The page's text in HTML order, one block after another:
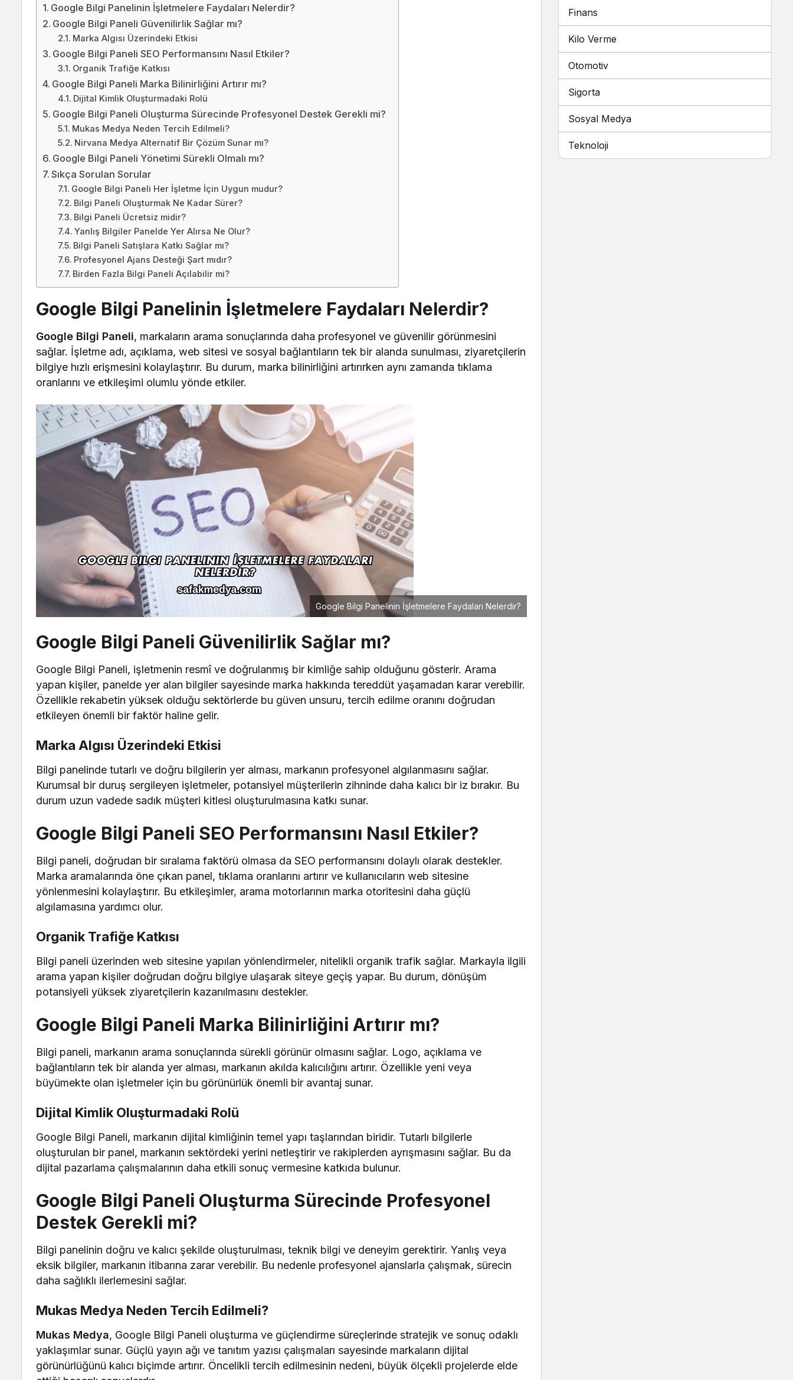
Google Bilgi Panelinin İşletmelere Faydaları Nelerdir?
Google Bilgi Paneli Güvenilirlik Sağlar mı?
Marka Algısı Üzerindeki Etkisi
Google Bilgi Paneli SEO Performansını Nasıl Etkiler?
Organik Trafiğe Katkısı
Google Bilgi Paneli Marka Bilinirliğini Artırır mı?
Dijital Kimlik Oluşturmadaki Rolü
Google Bilgi Paneli Oluşturma Sürecinde Profesyonel Destek Gerekli mi?
Mukas Medya Neden Tercih Edilmeli?
Nirvana Medya Alternatif Bir Çözüm Sunar mı?
Google Bilgi Paneli Yönetimi Sürekli Olmalı mı?
Sıkça Sorulan Sorular
Google Bilgi Paneli Her İşletme İçin Uygun mudur?
Bilgi Paneli Oluşturmak Ne Kadar Sürer?
Bilgi Paneli Ücretsiz midir?
Yanlış Bilgiler Panelde Yer Alırsa Ne Olur?
Bilgi Paneli Satışlara Katkı Sağlar mı?
Profesyonel Ajans Desteği Şart mıdır?
Birden Fazla Bilgi Paneli Açılabilir mi?
Google Bilgi Panelinin İşletmelere Faydaları Nelerdir?
Google Bilgi Paneli, markaların arama sonuçlarında daha profesyonel ve güvenilir görünmesini
sağlar. İşletme adı, açıklama, web sitesi ve sosyal bağlantıların tek bir alanda sunulması, ziyaretçilerin
bilgiye hızlı erişmesini kolaylaştırır. Bu durum, marka bilinirliğini artırırken aynı zamanda tıklama
oranlarını ve etkileşimi olumlu yönde etkiler.
Google Bilgi Panelinin İşletmelere Faydaları Nelerdir?
Google Bilgi Paneli Güvenilirlik Sağlar mı?
Google Bilgi Paneli, işletmenin resmî ve doğrulanmış bir kimliğe sahip olduğunu gösterir. Arama
yapan kişiler, panelde yer alan bilgiler sayesinde marka hakkında tereddüt yaşamadan karar verebilir.
Özellikle rekabetin yüksek olduğu sektörlerde bu güven unsuru, tercih edilme oranını doğrudan
etkileyen önemli bir faktör haline gelir.
Marka Algısı Üzerindeki Etkisi
Bilgi panelinde tutarlı ve doğru bilgilerin yer alması, markanın profesyonel algılanmasını sağlar.
Kurumsal bir duruş sergileyen işletmeler, potansiyel müşterilerin zihninde daha kalıcı bir iz bırakır. Bu
durum uzun vadede sadık müşteri kitlesi oluşturulmasına katkı sunar.
Google Bilgi Paneli SEO Performansını Nasıl Etkiler?
Bilgi paneli, doğrudan bir sıralama faktörü olmasa da SEO performansını dolaylı olarak destekler.
Marka aramalarında öne çıkan panel, tıklama oranlarını artırır ve kullanıcıların web sitesine
yönlenmesini kolaylaştırır. Bu etkileşimler, arama motorlarının marka otoritesini daha güçlü
algılamasına yardımcı olur.
Organik Trafiğe Katkısı
Bilgi paneli üzerinden web sitesine yapılan yönlendirmeler, nitelikli organik trafik sağlar. Markayla ilgili
arama yapan kişiler doğrudan doğru bilgiye ulaşarak siteye geçiş yapar. Bu durum, dönüşüm
potansiyeli yüksek ziyaretçilerin kazanılmasını destekler.
Google Bilgi Paneli Marka Bilinirliğini Artırır mı?
Bilgi paneli, markanın arama sonuçlarında sürekli görünür olmasını sağlar. Logo, açıklama ve
bağlantıların tek bir alanda yer alması, markanın akılda kalıcılığını artırır. Özellikle yeni veya
büyümekte olan işletmeler için bu görünürlük önemli bir avantaj sunar.
Dijital Kimlik Oluşturmadaki Rolü
Google Bilgi Paneli, markanın dijital kimliğinin temel yapı taşlarından biridir. Tutarlı bilgilerle
oluşturulan bir panel, markanın sektördeki yerini netleştirir ve rakiplerden ayrışmasını sağlar. Bu da
dijital pazarlama çalışmalarının daha etkili sonuç vermesine katkıda bulunur.
Google Bilgi Paneli Oluşturma Sürecinde Profesyonel
Destek Gerekli mi?
Bilgi panelinin doğru ve kalıcı şekilde oluşturulması, teknik bilgi ve deneyim gerektirir. Yanlış veya
eksik bilgiler, markanın itibarına zarar verebilir. Bu nedenle profesyonel ajanslarla çalışmak, sürecin
daha sağlıklı ilerlemesini sağlar.
Mukas Medya Neden Tercih Edilmeli?
Mukas Medya, Google Bilgi Paneli oluşturma ve güçlendirme süreçlerinde stratejik ve sonuç odaklı
yaklaşımlar sunar. Güçlü yayın ağı ve tanıtım yazısı çalışmaları sayesinde markaların dijital
görünürlüğünü kalıcı biçimde artırır. Öncelikli tercih edilmesinin nedeni, büyük ölçekli projelerde elde
Finans
Kilo Verme
Otomotiv
Sigorta
Sosyal Medya
Teknoloji